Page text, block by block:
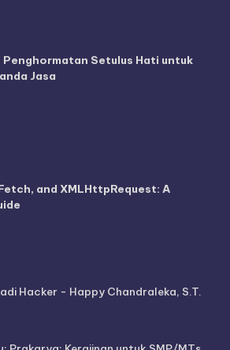
Penghormatan Setulus Hati untuk
Jasa
and XMLHttpRequest: A
Hacker - Happy Chandraleka, S.T.